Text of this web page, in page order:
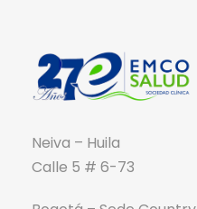
Neiva – Huila
Calle 5 # 6-73